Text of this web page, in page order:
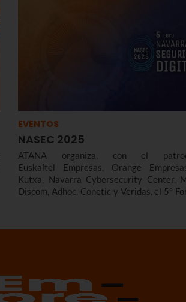
EVENTOS
NASEC 2025
ATANA organiza, con el
Euskaltel Empresas, Orange
Kutxa, Navarra Cybersecurity Center,
Discom, Adhoc, Conetic y Veridas, el 5º